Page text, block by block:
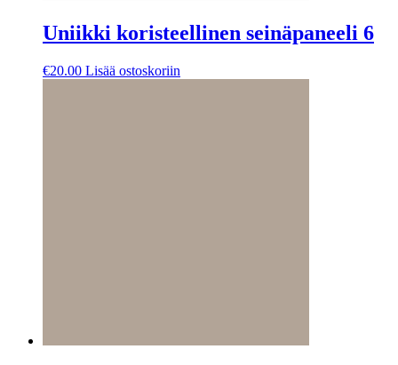
Uniikki koristeellinen seinäpaneeli 6
€20.00 Lisää ostoskoriin